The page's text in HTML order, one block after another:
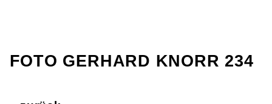
FOTO GERHARD KNORR 234